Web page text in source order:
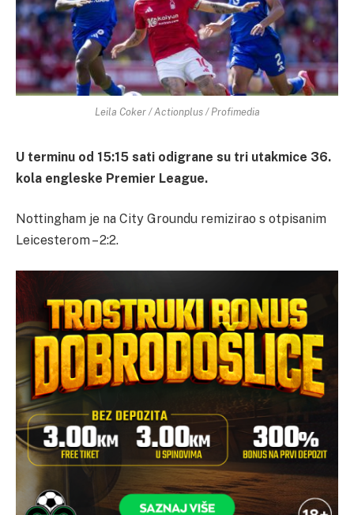
Leila Coker / Actionplus / Profimedia
U terminu od 15:15 sati odigrane su tri utakmice 36.
kola engleske Premier League.
Nottingham je na City Groundu remizirao s otpisanim
Leicesterom – 2:2.